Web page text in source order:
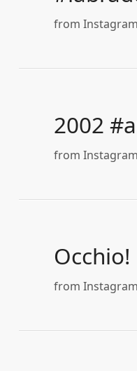
from
2002
from
Occhio!
from